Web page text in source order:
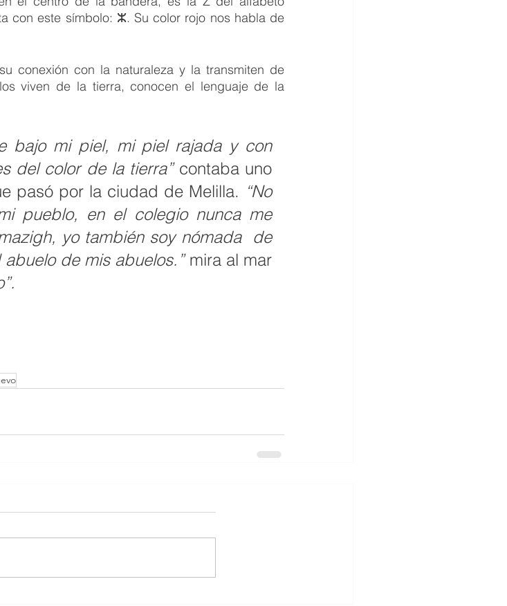
con este símbolo: ⵣ. Su color rojo nos habla de
conexión con la naturaleza y la transmiten de
viven de la tierra, conocen el lenguaje de la
bajo mi piel, mi piel rajada y con
del color de la tierra” contaba uno
pasó por la ciudad de Melilla. “No
pueblo, en el colegio nunca me
yo también soy nómada  de
de mis abuelos.” mira al mar